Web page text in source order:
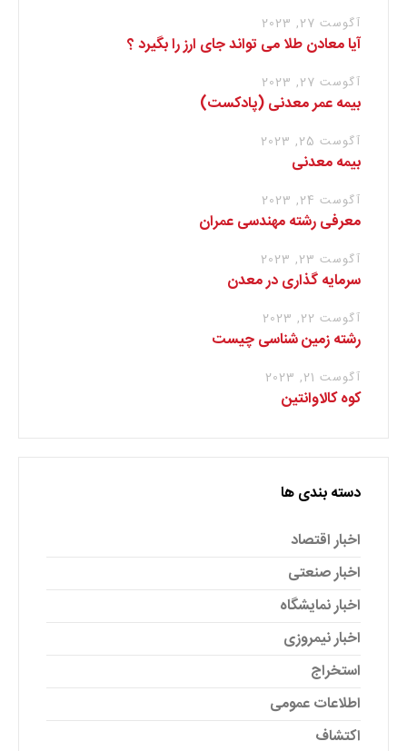
آگوست 27, 2023
آیا معادن طلا می تواند جای ارز را بگیرد ؟
آگوست 27, 2023
بیمه عمر معدنی (پادکست)
آگوست 25, 2023
بیمه معدنی
آگوست 24, 2023
معرفی رشته مهندسی عمران
آگوست 23, 2023
سرمایه گذاری در معدن
آگوست 22, 2023
رشته زمین شناسی چیست
آگوست 21, 2023
کوه کالاوانتین
دسته بندی ها
اخبار اقتصاد
اخبار صنعتی
اخبار نمایشگاه
اخبار نیمروزی
استخراج
اطلاعات عمومی
اکتشاف